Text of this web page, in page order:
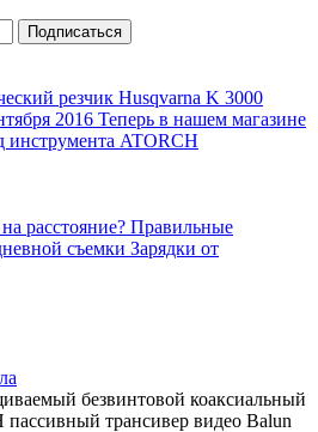
Подписаться
резчик Husqvarna K 3000
2016 Теперь в нашем магазине
инструмента ATORCH
расстояние? Правильные
съемки Зарядки от
безвинтовой коаксиальный
трансивер видео Balun